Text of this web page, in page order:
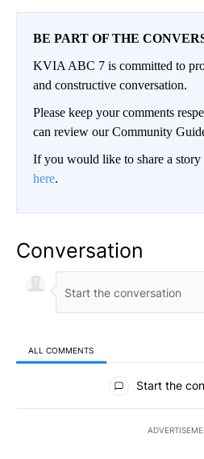
BE PART OF THE
KVIA ABC 7 is committed to
and constructive conversation.
Please keep your comments
can review our Community
If you would like to share a story
here.
Conversation
ALL COMMENTS
All Comments
Start the